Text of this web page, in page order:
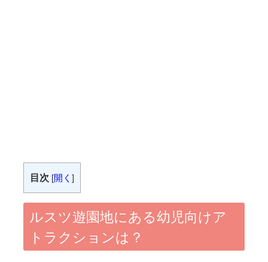
目次 [開く ]
ルスツ遊園地にある幼児向けア
トラクションは？